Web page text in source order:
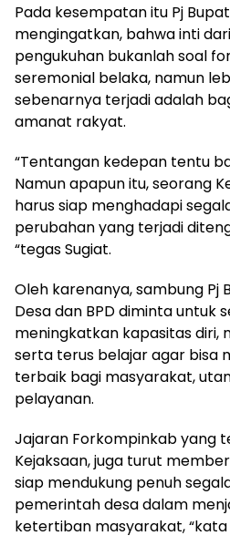
Pada kesempatan itu Pj
mengingatkan, bahwa inti
pengukuhan bukanlah soal
seremonial belaka, namun
sebenarnya terjadi adalah
amanat rakyat.
“Tentangan kedepan tentu
Namun apapun itu, seorang
harus siap menghadapi
perubahan yang terjadi
“tegas Sugiat.
Oleh karenanya, sambung Pj
Desa dan BPD diminta untuk
meningkatkan kapasitas diri,
serta terus belajar agar bisa
terbaik bagi masyarakat,
pelayanan.
Jajaran Forkompinkab yang
Kejaksaan, juga turut
siap mendukung penuh
pemerintah desa dalam
ketertiban masyarakat, “kata